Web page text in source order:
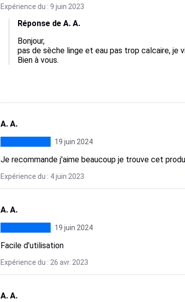
Expérience du : 9 juin 2023
Réponse de A. A.
Bonjour,
pas de sèche linge et eau pas trop calcaire, je
Bien à vous.
A. A.
19 juin 2024
Je recommande j'aime beaucoup je trouve cet
Expérience du : 4 juin 2023
A. A.
19 juin 2024
Facile d’utilisation
Expérience du : 26 avr. 2023
A. A.